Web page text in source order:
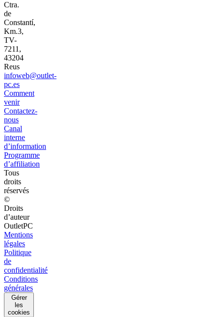
Ctra.
de
Constantí,
Km.3,
TV-
7211,
43204
Reus
infoweb@outlet-
pc.es
Comment
venir
Contactez-
nous
Canal
interne
d’information
Programme
d’affiliation
Tous
droits
réservés
©
Droits
d’auteur
OutletPC
Mentions
légales
Politique
de
confidentialité
Conditions
générales
Gérer
les
cookies